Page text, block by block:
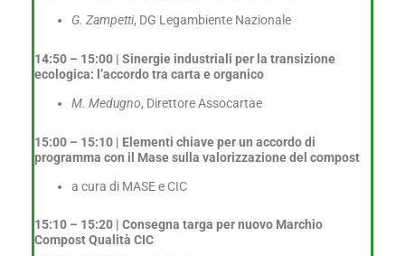
G. Zampetti, DG Legambiente Nazionale
14:50 – 15:00 | Sinergie industriali per la transizione
ecologica: l’accordo tra carta e organico
M. Medugno, Direttore Assocartae
15:00 – 15:10 | Elementi chiave per un accordo di
programma con il Mase sulla valorizzazione del compost
a cura di MASE e CIC
15:10 – 15:20 | Consegna targa per nuovo Marchio
Compost Qualità CIC